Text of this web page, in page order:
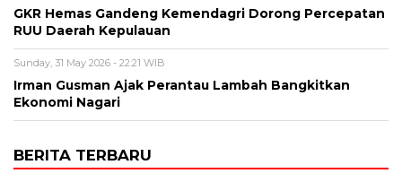
GKR Hemas Gandeng Kemendagri Dorong Percepatan
RUU Daerah Kepulauan
Sunday, 31 May 2026 - 22:21 WIB
Irman Gusman Ajak Perantau Lambah Bangkitkan
Ekonomi Nagari
BERITA TERBARU